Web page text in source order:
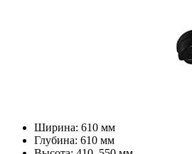
Ширина: 610 мм
Глубина: 610 мм